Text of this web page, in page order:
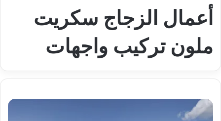
أعمال الزجاج سكريت
ملون تركيب واجهات